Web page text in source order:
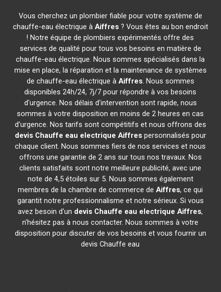
Vous cherchez un plombier fiable pour votre système de
chauffe-eau électrique à Aiffres? Vous êtes au bon endroit
! Notre équipe de plombiers expérimentés offre des
services de qualité pour tous vos besoins en matière de
chauffe-eau électrique. Nous sommes spécialisés dans la
mise en place, la réparation et la maintenance de systèmes
de chauffe-eau électrique à Aiffres. Nous sommes
disponibles 24h/24, 7j/7 pour répondre à vos besoins
d'urgence. Nos délais d'intervention sont rapide, nous
sommes à votre disposition en moins de 2 heures en cas
d'urgence. Nos tarifs sont compétitifs et nous offrons des
devis Chauffe eau electrique Aiffrespersonnalisés pour
chaque client. Nous sommes fiers de nos services et nous
offrons une garantie de 2 ans sur tous nos travaux. Nos
clients satisfaits sont notre meilleure publicité, avec une
note de 4,5 étoiles sur 5. Nous sommes également
membres de la chambre de commerce deAiffres, ce qui
garantit notre professionnalisme et notre sérieux. Si vous
avez besoin d'un devis Chauffe eau electrique Aiffres,
n'hésitez pas à nous contacter. Nous sommes à votre
disposition pour discuter de vos besoins et vous fournir un
devis Chauffe eau